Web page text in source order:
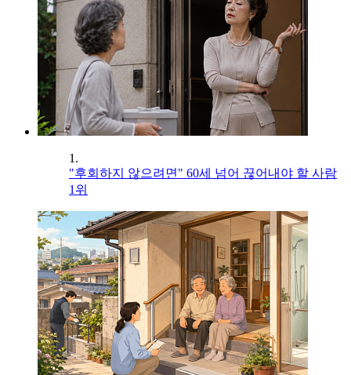
1.
"후회하지 않으려면" 60세 넘어 끊어내야 할 사람
1위